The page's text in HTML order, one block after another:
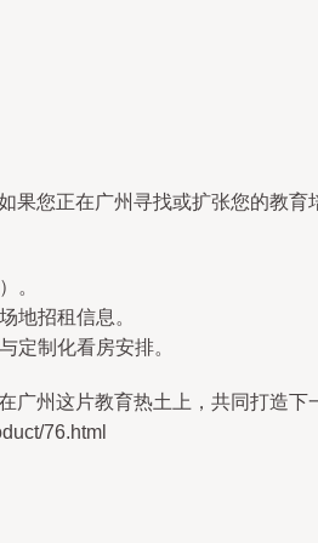
您正在广州寻找或扩张您的教育
。
地招租信息。
定制化看房安排。
州这片教育热土上，共同打造下
76.html